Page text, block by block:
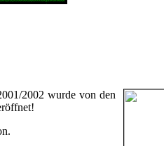
2002 wurde von den